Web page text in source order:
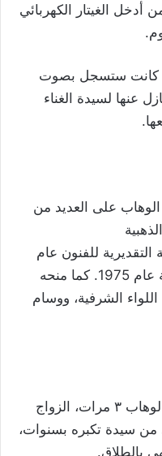
أدخل الغيتار الكهربائي
كانت ستسجل بصوت
عنها لسيدة الغناء
على العديد من
للفنون عام
1971، وتم منحه الدكتوراه الفخرية عام 1975. كما منحه
الشرفية، ووسام
تزوج موسيقار الأجيال محمد عبد الوهاب ٣ مرات، الزواج
من سيدة تكبره بسنوات،